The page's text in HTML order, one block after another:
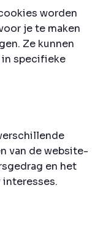
worden
je te maken
Ze kunnen
specifieke
van de website-
en het
interesses.